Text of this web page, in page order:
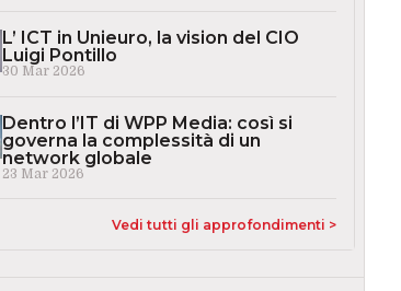
L’ ICT in Unieuro, la vision del CIO
Luigi Pontillo
30 Mar 2026
Dentro l’IT di WPP Media: così si
governa la complessità di un
network globale
23 Mar 2026
Vedi tutti gli approfondimenti >